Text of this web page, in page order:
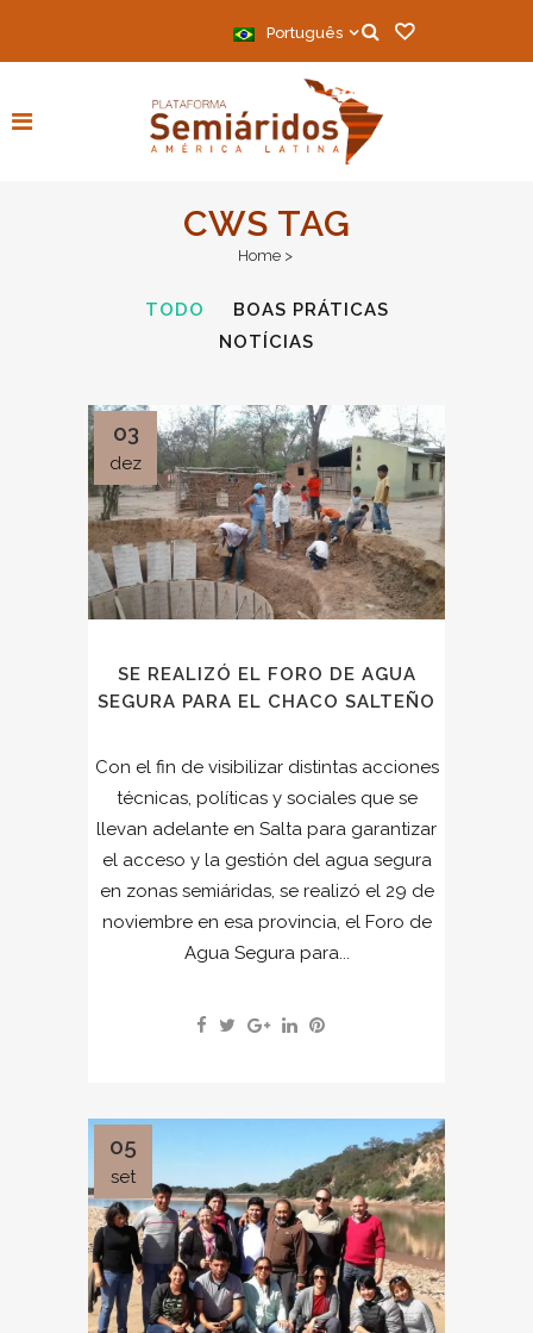
Português
CWS TAG
Home>
TODO
BOAS PRÁTICAS
NOTÍCIAS
03
dez
SE REALIZÓ EL FORO DE AGUA
SEGURA PARA EL CHACO SALTEÑO
Con el fin de visibilizar distintas acciones
técnicas, políticas y sociales que se
llevan adelante en Salta para garantizar
el acceso y la gestión del agua segura
en zonas semiáridas, se realizó el 29 de
noviembre en esa provincia, el Foro de
Agua Segura para...
05
set